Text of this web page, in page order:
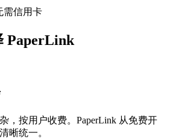
需信用卡
PaperLink
，按用户收费。PaperLink 从免费开
晰统一。